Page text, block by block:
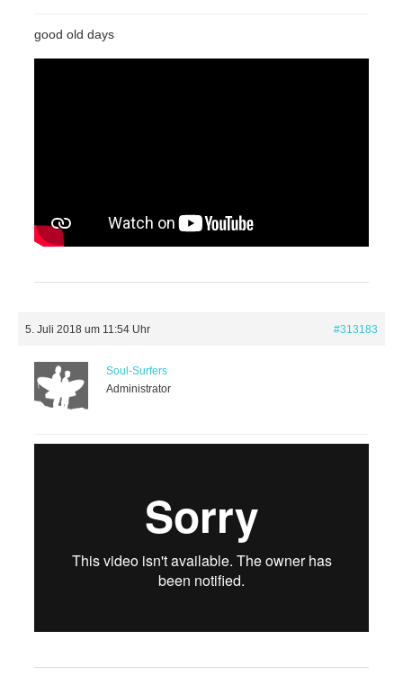
good old days
5. Juli 2018 um 11:54 Uhr #313183
Soul-Surfers
Administrator